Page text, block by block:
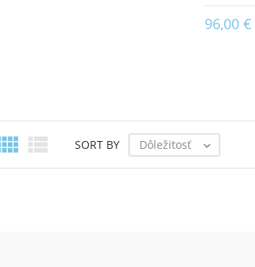
96,00 €
 SORT BY Dôležitosť 